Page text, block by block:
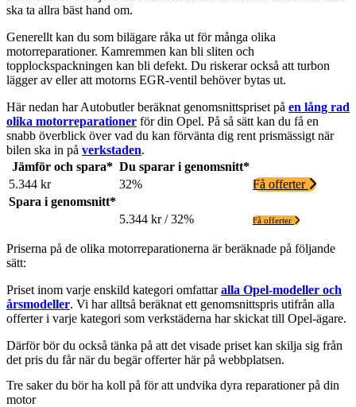
ska ta allra bäst hand om.
Generellt kan du som bilägare råka ut för många olika
motorreparationer. Kamremmen kan bli sliten och
topplockspackningen kan bli defekt. Du riskerar också att turbon
lägger av eller att motorns EGR-ventil behöver bytas ut.
Här nedan har Autobutler beräknat genomsnittspriset på en lång rad
olika motorreparationer för din Opel. På så sätt kan du få en
snabb överblick över vad du kan förvänta dig rent prismässigt när
bilen ska in på verkstaden.
Jämför och spara* Du sparar i genomsnitt*
5.344 kr
32%
Få offerter
Spara i genomsnitt*
5.344 kr / 32%
Få offerter
Priserna på de olika motorreparationerna är beräknade på följande
sätt:
Priset inom varje enskild kategori omfattaralla Opel-modeller och
årsmodeller. Vi har alltså beräknat ett genomsnittspris utifrån alla
offerter i varje kategori som verkstäderna har skickat till Opel-ägare.
Därför bör du också tänka på att det visade priset kan skilja sig från
det pris du får när du begär offerter här på webbplatsen.
Tre saker du bör ha koll på för att undvika dyra reparationer på din
motor